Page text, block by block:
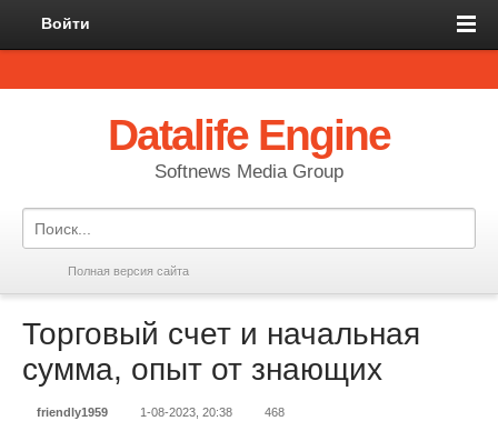
Войти
Datalife Engine
Softnews Media Group
Полная версия сайта
Торговый счет и начальная
сумма, опыт от знающих
friendly1959 1-08-2023, 20:38 468